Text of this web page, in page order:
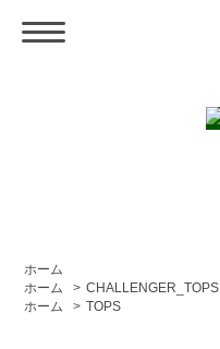
ホーム
ホーム
> CHALLENGER_TOPS
ホーム
> TOPS